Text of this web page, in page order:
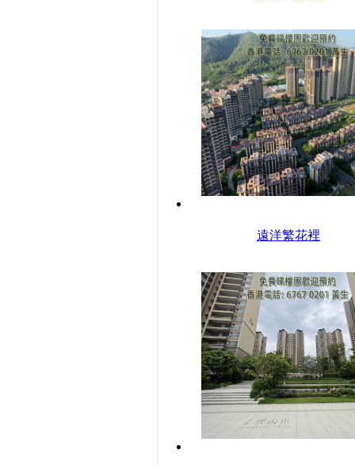
遠洋繁花裡